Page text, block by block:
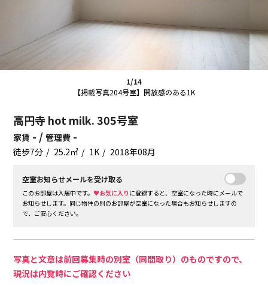
1/14
【掲載写真204号室】開放感のある1K
高円寺 hot milk. 305号室
家賃 - /管理費 -
徒歩7分 25.2㎡ 1K 2018年08月
空室お知らせメールを受け取る
このお部屋は入居中です。♥お気に入り に登録すると、空室になった時にメールで
お知らせします。同じ物件の別のお部屋が空室になった場合もお知らせしますの
で、ご安心ください。
写真と文章は前回募集時の別室（同間取り）のものですので、
現況は内覧時にご確認ください